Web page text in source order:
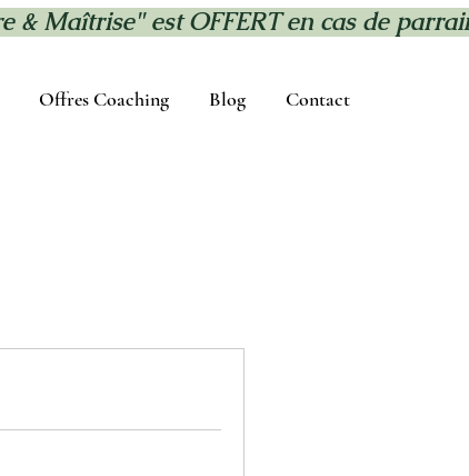
Offres Coaching Blog Contact